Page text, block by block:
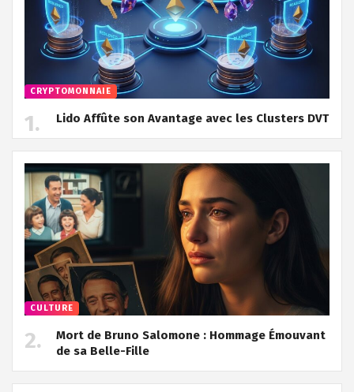
CRYPTOMONNAIE
Lido Affûte son Avantage avec les Clusters DVT
CULTURE
Mort de Bruno Salomone : Hommage Émouvant
de sa Belle-Fille